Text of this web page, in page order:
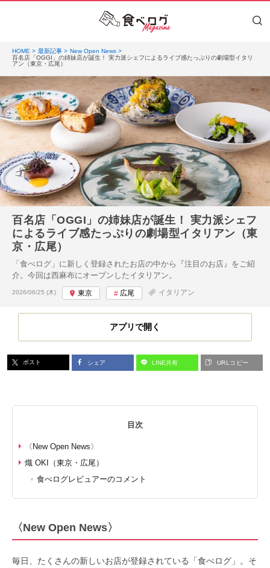
HOME 最新記事
New Open News
百名店「OGGI」の姉妹店が誕生！ 実力派シェフによるライブ感たっぷりの劇場型イタリ
アン（東京・広尾）
百名店「OGGI」の姉妹店が誕生！ 実力派シェフ
によるライブ感たっぷりの劇場型イタリアン（東
京・広尾）
「食べログ」に新しく登録されたお店の中から『注目のお店』をご紹
介。今回は西麻布にオープンしたイタリアン。
投稿日:
2026/06/25 (木) 東京 広尾 イタリアン
アプリで開く
ポスト シェア LINE共有 URLコピー
目次
〈New Open News〉
熾 OKI（東京・広尾）
食べログレビュアーのコメント
〈New Open News〉
毎日、たくさんの新しいお店が登録されている「食べログ」。そ